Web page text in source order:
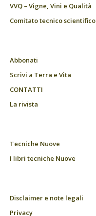
VVQ – Vigne, Vini e Qualità
Comitato tecnico scientifico
Abbonati
Scrivi a Terra e Vita
CONTATTI
La rivista
Tecniche Nuove
I libri tecniche Nuove
Disclaimer e note legali
Privacy